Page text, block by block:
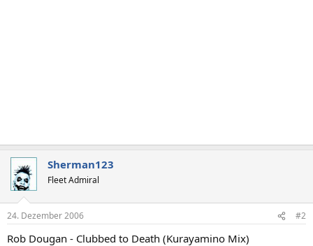
Sherman123
Fleet Admiral
24. Dezember 2006 #2
Rob Dougan - Clubbed to Death (Kurayamino Mix)